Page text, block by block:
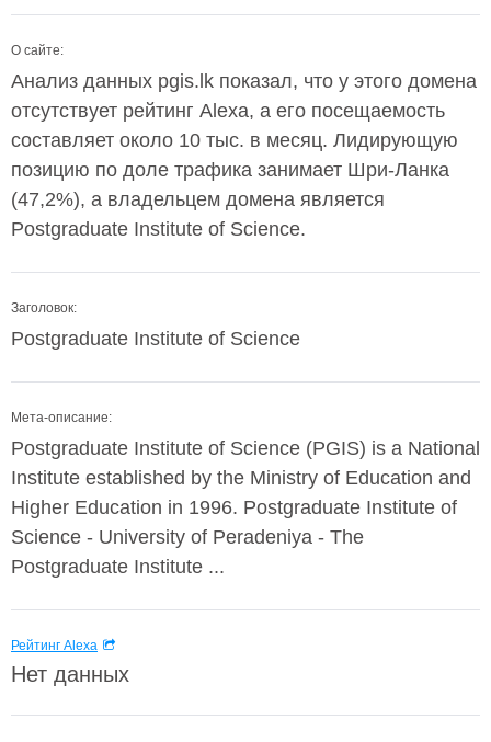
О сайте:
Анализ данных pgis.lk показал, что у этого домена
отсутствует рейтинг Alexa, а его посещаемость
составляет около 10 тыс. в месяц. Лидирующую
позицию по доле трафика занимает Шри-Ланка
(47,2%), а владельцем домена является
Postgraduate Institute of Science.
Заголовок:
Postgraduate Institute of Science
Мета-описание:
Postgraduate Institute of Science (PGIS) is a National
Institute established by the Ministry of Education and
Higher Education in 1996. Postgraduate Institute of
Science - University of Peradeniya - The
Postgraduate Institute ...
Рейтинг Alexa
Нет данных